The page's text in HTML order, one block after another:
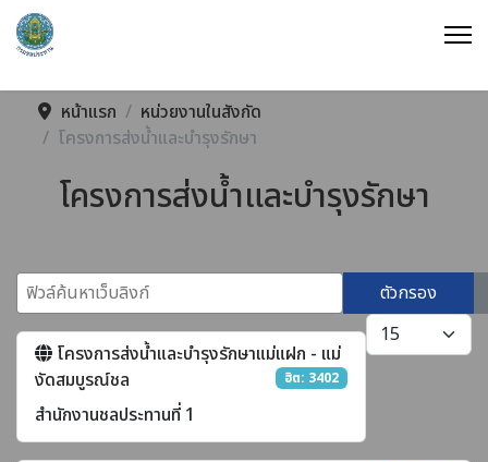
หน้าแรก
หน่วยงานในสังกัด
โครงการส่งน้ำและบำรุงรักษา
โครงการส่งน้ำและบำรุงรักษา
ฟิวล์ค้นหาเว็บลิงก์
ตัวกรอง
แสดง #
โครงการส่งน้ำและบำรุงรักษาแม่แฝก - แม่
งัดสมบูรณ์ชล
ฮิต: 3402
สำนักงานชลประทานที่ 1